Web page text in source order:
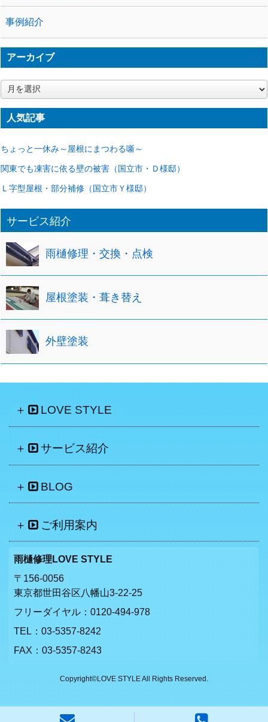
事例紹介
アーカイブ
ア
ー
カ
イ人気記事
ちょっと一休み～屋根にまつわる噺～
関東でも凍害に依る壁の被害（国立市・Ｄ様邸）
Ｌ字型屋根・部分補修（国立市Ｙ様邸）
サービス紹介
雨樋修理・交換・点検
屋根塗装・葺き替え
外壁塗装
LOVE STYLE
サービス紹介
BLOG
ご利用案内
雨樋修理LOVE STYLE
〒156-0056
東京都世田谷区八幡山3-22-25
フリーダイヤル：0120-494-978
TEL：03-5357-8242
FAX：03-5357-8243
Copyright©LOVE STYLE All Rights Reserved.